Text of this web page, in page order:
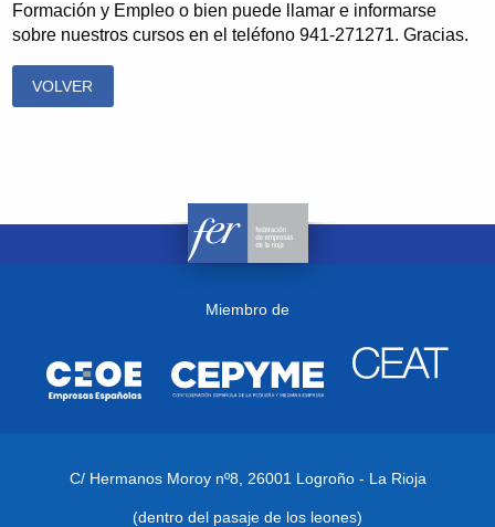
Formación y Empleo o bien puede llamar e informarse
sobre nuestros cursos en el teléfono 941-271271. Gracias.
VOLVER
Miembro de
C/ Hermanos Moroy nº8, 26001 Logroño - La Rioja
(dentro del pasaje de los leones)